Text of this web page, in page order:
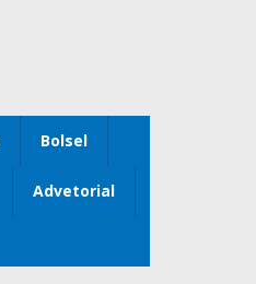
Bolsel
Advetorial